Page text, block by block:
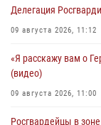
Делегация
09 августа 2026, 11:12
«Я расскажу вам о
(видео)
09 августа 2026, 11:00
Росгвардейцы в